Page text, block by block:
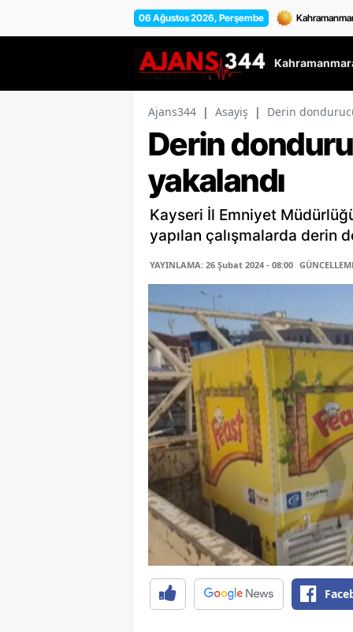
06 Ağustos 2026, Perşembe
Ajans344 | Asayiş | Derin
Derin
yakalandı
Kayseri İl Emniyet
yapılan çalışmalarda derin
YAYINLAMA: 26 Şubat 2024 - 08:00